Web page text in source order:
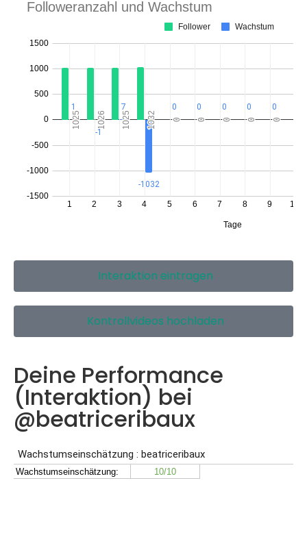
Interaktion eintragen
Kontrollvideos hochladen
Deine Performance
(Interaktion) bei
@beatriceribaux